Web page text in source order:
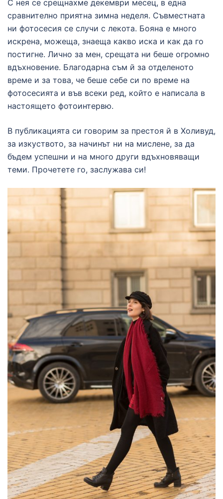
С нея се срещнахме декември месец, в една
сравнително приятна зимна неделя. Съвместната
ни фотосесия се случи с лекота. Бояна е много
искрена, можеща, знаеща какво иска и как да го
постигне. Лично за мен, срещата ни беше огромно
вдъхновение. Благодарна съм й за отделеното
време и за това, че беше себе си по време на
фотосесията и във всеки ред, който е написала в
настоящето фотоинтервю.
В публикацията си говорим за престоя й в Холивуд,
за изкуството, за начинът ни на мислене, за да
бъдем успешни и на много други вдъхновяващи
теми. Прочетете го, заслужава си!